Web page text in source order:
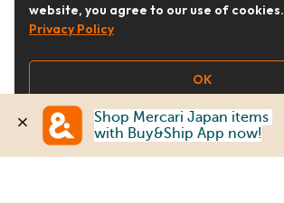
website, you agree to our use of cookies.
Privacy Policy
OK
Shop Mercari Japan items
with Buy&Ship App now!